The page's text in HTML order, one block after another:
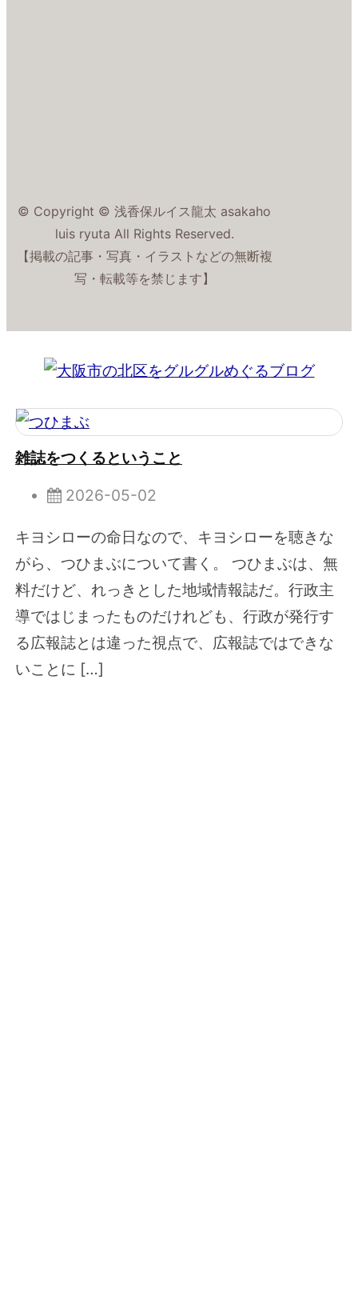
© Copyright © 浅香保ルイス龍太 asakaho
luis ryuta All Rights Reserved.
【掲載の記事・写真・イラストなどの無断複
写・転載等を禁じます】
雑誌をつくるということ
2026-05-02
キヨシローの命日なので、キヨシローを聴きな
がら、つひまぶについて書く。 つひまぶは、無
料だけど、れっきとした地域情報誌だ。行政主
導ではじまったものだけれども、行政が発行す
る広報誌とは違った視点で、広報誌ではできな
いことに […]